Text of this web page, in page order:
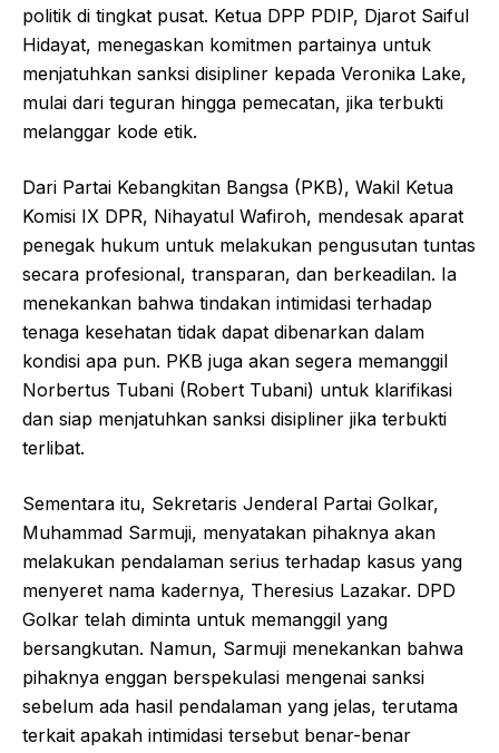
politik di tingkat pusat. Ketua DPP PDIP, Djarot Saiful
Hidayat, menegaskan komitmen partainya untuk
menjatuhkan sanksi disipliner kepada Veronika Lake,
mulai dari teguran hingga pemecatan, jika terbukti
melanggar kode etik.
Dari Partai Kebangkitan Bangsa (PKB), Wakil Ketua
Komisi IX DPR, Nihayatul Wafiroh, mendesak aparat
penegak hukum untuk melakukan pengusutan tuntas
secara profesional, transparan, dan berkeadilan. Ia
menekankan bahwa tindakan intimidasi terhadap
tenaga kesehatan tidak dapat dibenarkan dalam
kondisi apa pun. PKB juga akan segera memanggil
Norbertus Tubani (Robert Tubani) untuk klarifikasi
dan siap menjatuhkan sanksi disipliner jika terbukti
terlibat.
Sementara itu, Sekretaris Jenderal Partai Golkar,
Muhammad Sarmuji, menyatakan pihaknya akan
melakukan pendalaman serius terhadap kasus yang
menyeret nama kadernya, Theresius Lazakar. DPD
Golkar telah diminta untuk memanggil yang
bersangkutan. Namun, Sarmuji menekankan bahwa
pihaknya enggan berspekulasi mengenai sanksi
sebelum ada hasil pendalaman yang jelas, terutama
terkait apakah intimidasi tersebut benar-benar